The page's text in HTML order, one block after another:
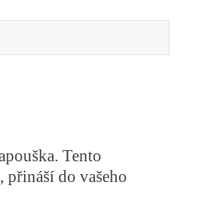
Tento
do vašeho